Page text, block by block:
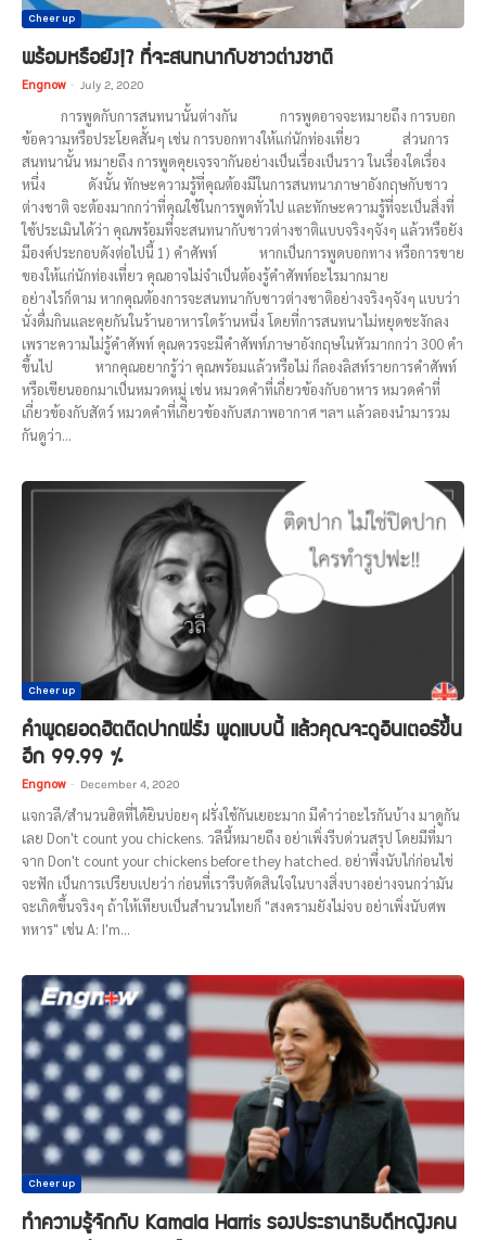
Cheer up
พร้อมหรือยัง!? ที่จะสนทนากับชาวต่างชาติ
Engnow - July 2, 2020
การพูดกับการสนทนานั้นต่างกัน การพูดอาจจะหมายถึง การบอก
ข้อความหรือประโยคสั้นๆ เช่น การบอกทางให้แก่นักท่องเที่ยว ส่วนการ
สนทนานั้น หมายถึง การพูดคุยเจรจากันอย่างเป็นเรื่องเป็นราว ในเรื่องใดเรื่อง
หนึ่ง ดังนั้น ทักษะความรู้ที่คุณต้องมีในการสนทนาภาษาอังกฤษกับชาว
ต่างชาติ จะต้องมากกว่าที่คุณใช้ในการพูดทั่วไป และทักษะความรู้ที่จะเป็นสิ่งที่
ใช้ประเมินได้ว่า คุณพร้อมที่จะสนทนากับชาวต่างชาติแบบจริงๆจังๆ แล้วหรือยัง
มีองค์ประกอบดังต่อไปนี้ 1) คำศัพท์ หากเป็นการพูดบอกทาง หรือการขาย
ของให้แก่นักท่องเที่ยว คุณอาจไม่จำเป็นต้องรู้คำศัพท์อะไรมากมาย
อย่างไรก็ตาม หากคุณต้องการจะสนทนากับชาวต่างชาติอย่างจริงๆจังๆ แบบว่า
นั่งดื่มกินและคุยกันในร้านอาหารใดร้านหนึ่ง โดยที่การสนทนาไม่หยุดชะงักลง
เพราะความไม่รู้คำศัพท์ คุณควรจะมีคำศัพท์ภาษาอังกฤษในหัวมากกว่า 300 คำ
ขึ้นไป หากคุณอยากรู้ว่า คุณพร้อมแล้วหรือไม่ ก็ลองลิสท์รายการคำศัพท์
หรือเขียนออกมาเป็นหมวดหมู่ เช่น หมวดคำที่เกี่ยวข้องกับอาหาร หมวดคำที่
เกี่ยวข้องกับสัตว์ หมวดคำที่เกี่ยวข้องกับสภาพอากาศ ฯลฯ แล้วลองนำมารวม
กันดูว่า...
Cheer up
คำพูดยอดฮิตติดปากฝรั่ง พูดแบบนี้ แล้วคุณจะดูอินเตอร์ขึ้น
อีก 99.99 %
Engnow - December 4, 2020
แจกวลี/สำนวนฮิตที่ได้ยินบ่อยๆ ฝรั่งใช้กันเยอะมาก มีคำว่าอะไรกันบ้าง มาดูกัน
เลย Don't count you chickens. วลีนี้หมายถึง อย่าเพิ่งรีบด่วนสรุป โดยมีที่มา
จาก Don't count your chickens before they hatched. อย่าพึ่งนับไก่ก่อนไข่
จะฟัก เป็นการเปรียบเปยว่า ก่อนที่เรารีบตัดสินใจในบางสิ่งบางอย่างจนกว่ามัน
จะเกิดขึ้นจริงๆ ถ้าให้เทียบเป็นสำนวนไทยก็ "สงครามยังไม่จบ อย่าเพิ่งนับศพ
ทหาร" เช่น A: I'm...
Cheer up
ทำความรู้จักกับ Kamala Harris รองประธานาธิบดีหญิงคน